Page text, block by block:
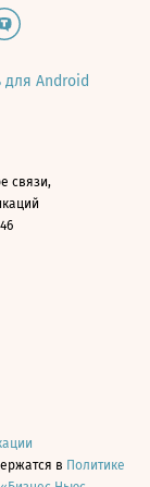
для Android
связи,
в Политике